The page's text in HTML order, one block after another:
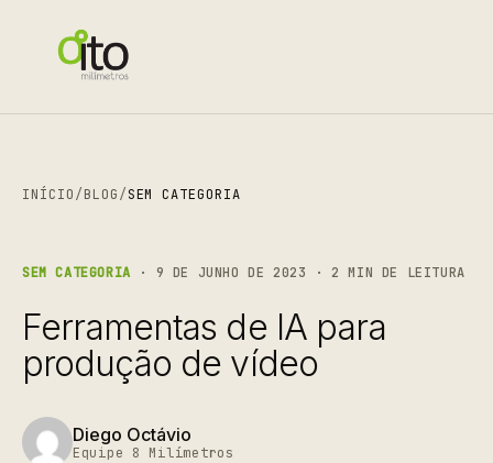
INÍCIO/BLOG/SEM CATEGORIA
SEM CATEGORIA· 9 DE JUNHO DE 2023 · 2 MIN DE LEITURA
Ferramentas de IA para
produção de vídeo
Diego Octávio
Equipe 8 Milímetros